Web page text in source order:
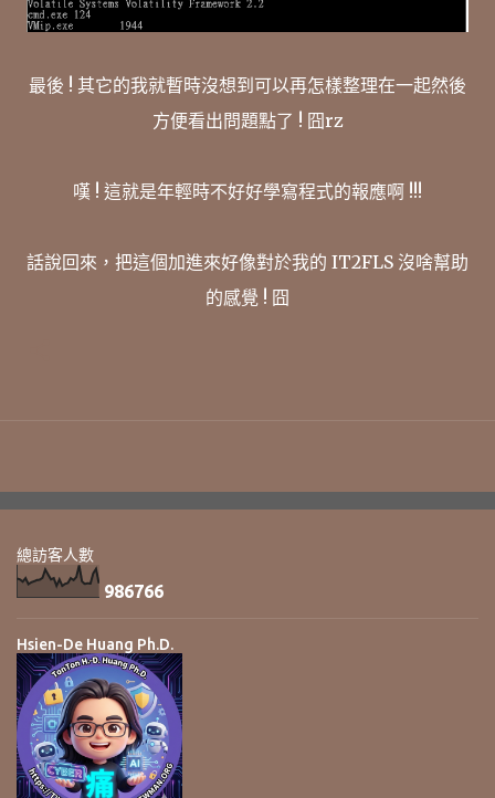
最後 ! 其它的我就暫時沒想到可以再怎樣整理在一起然後
方便看出問題點了 ! 囧rz
嘆 ! 這就是年輕時不好好學寫程式的報應啊 !!!
話說回來，把這個加進來好像對於我的 IT2FLS 沒啥幫助
的感覺 ! 囧
總訪客人數
986766
Hsien-De Huang Ph.D.